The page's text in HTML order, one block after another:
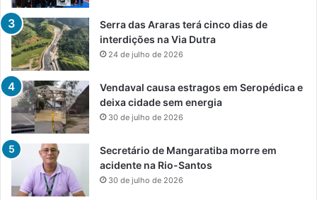
Serra das Araras terá cinco dias de
interdições na Via Dutra
24 de julho de 2026
Vendaval causa estragos em Seropédica e
deixa cidade sem energia
30 de julho de 2026
Secretário de Mangaratiba morre em
acidente na Rio-Santos
30 de julho de 2026